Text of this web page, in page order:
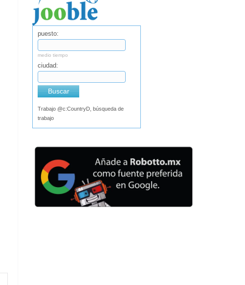
puesto:
medio tiempo
ciudad:
Buscar
Trabajo @c:CountryD, búsqueda de
trabajo